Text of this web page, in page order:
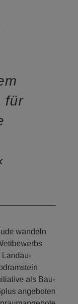
für
wandeln
Landau-
als Bau-
angeboten